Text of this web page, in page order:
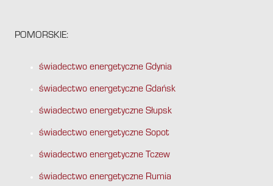
POMORSKIE:
świadectwo energetyczne Gdynia
świadectwo energetyczne Gdańsk
świadectwo energetyczne Słupsk
świadectwo energetyczne Sopot
świadectwo energetyczne Tczew
świadectwo energetyczne Rumia